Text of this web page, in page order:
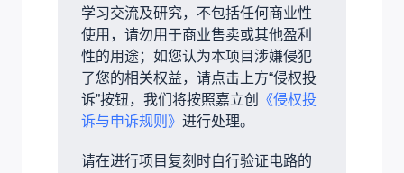
学习交流及研究，不包括任何商业性
使用，请勿用于商业售卖或其他盈利
性的用途；如您认为本项目涉嫌侵犯
了您的相关权益，请点击上方“侵权投
诉”按钮，我们将按照嘉立创
《侵权投
诉与申诉规则》 进行处理。
请在进行项目复刻时自行验证电路的